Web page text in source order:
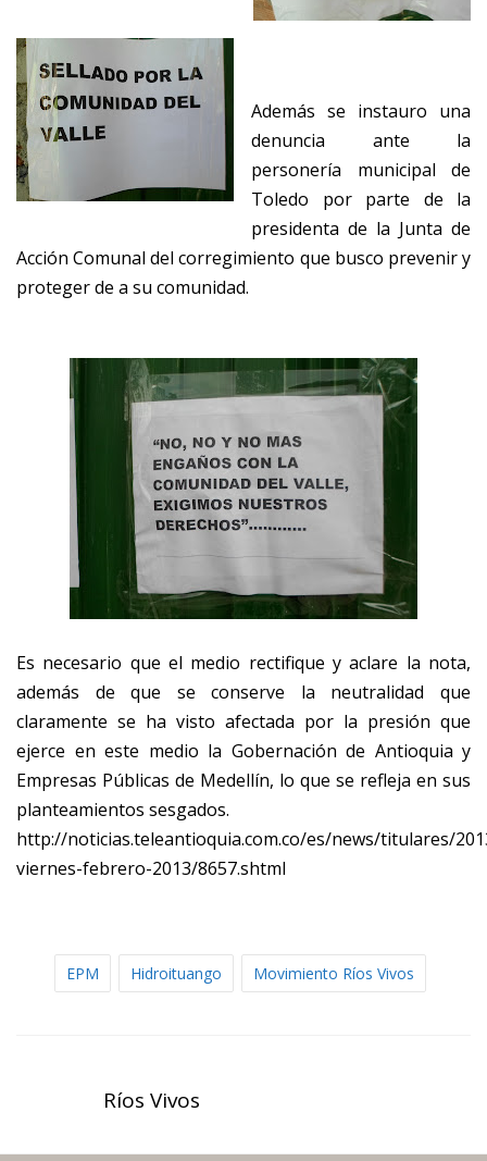
Además se instauro una
denuncia ante la
personería municipal de
Toledo por parte de la
presidenta de la Junta de
Acción Comunal del corregimiento que busco prevenir y
proteger de a su comunidad.
Es necesario que el medio rectifique y aclare la nota,
además de que se conserve la neutralidad que
claramente se ha visto afectada por la presión que
ejerce en este medio la Gobernación de Antioquia y
Empresas Públicas de Medellín, lo que se refleja en sus
planteamientos sesgados.
http://noticias.teleantioquia.com.co/es/news/titulares/
viernes-febrero-2013/8657.shtml
EPM Hidroituango Movimiento Ríos Vivos
Ríos Vivos